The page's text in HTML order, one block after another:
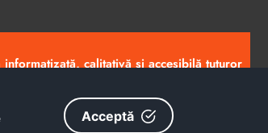
calitativă și accesibilă tuturor
© 2026 - Primăria Municipiului Petroșani
Acceptă